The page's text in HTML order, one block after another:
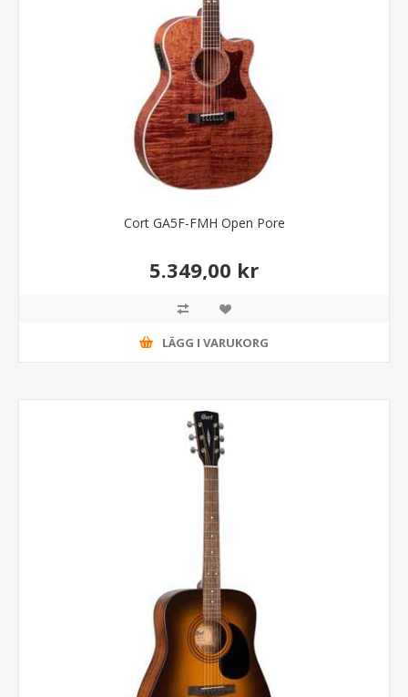
Cort GA5F-FMH Open Pore
5.349,00 kr
LÄGG I VARUKORG